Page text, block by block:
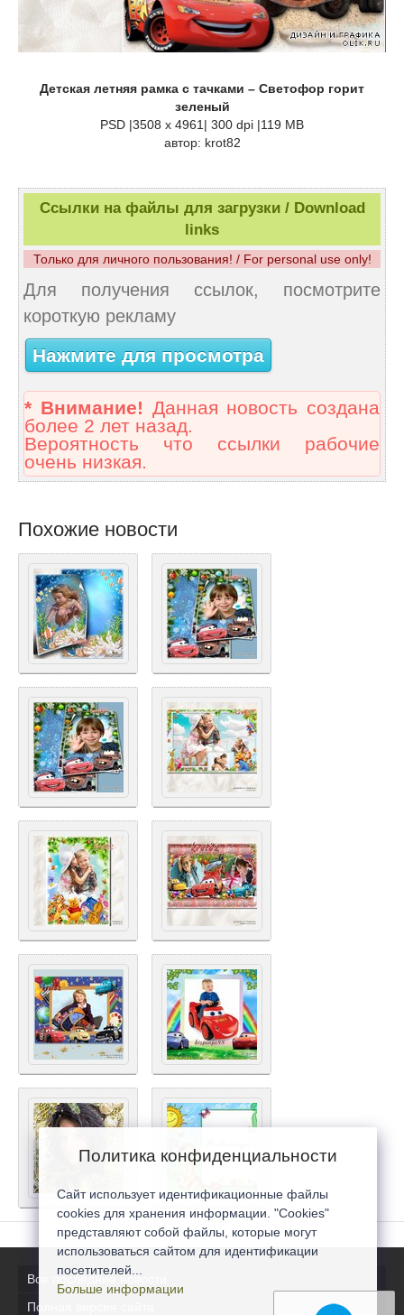
Детская летняя рамка с тачками – Светофор горит
зеленый
PSD |3508 x 4961| 300 dpi |119 MB
автор: krot82
Ссылки на файлы для загрузки / Download
links
Только для личного пользования! / For personal use only!
Для получения ссылок, посмотрите
короткую рекламу
Нажмите для просмотра
* Внимание! Данная новость создана
более 2 лет назад.
Вероятность что ссылки рабочие
очень низкая.
Похожие новости
Все последние новости
Полная версия сайта
Политика конфиденциальности
Сайт использует идентификационные файлы
cookies для хранения информации. "Cookies"
представляют собой файлы, которые могут
использоваться сайтом для идентификации
посетителей...
Больше информации